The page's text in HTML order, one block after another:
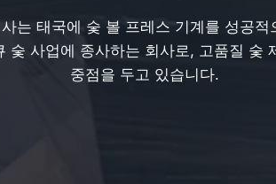
는 태국에 숯 볼 프레스 기계를 성공적
숯 사업에 종사하는 회사로, 고품질 숯
중점을 두고 있습니다.